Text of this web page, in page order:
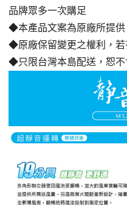
品牌眾多一次購足
◆本產品文案為原廠所提供
◆原廠保留變更之權利，若
◆只限台灣本島配送，恕